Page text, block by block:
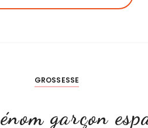
GROSSESSE
garçon